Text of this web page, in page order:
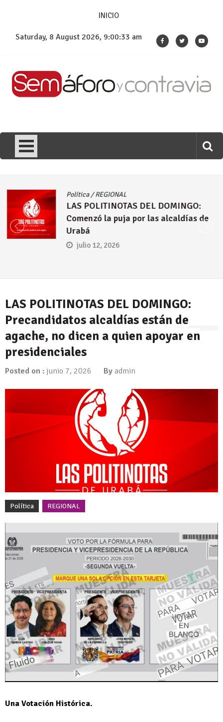
INICIO
Saturday, 8 August 2026, 9:00:34 am
Política/REGIONAL
LAS POLITINOTAS DEL DOMINGO:
Comenzó la puja por las alcaldías de
Urabá
julio 12, 2026
LAS POLITINOTAS DEL DOMINGO:
Precandidatos alcaldías están de
agache, no dicen a quien apoyar en
presidenciales
Posted on : junio 7, 2026 By admin
Política REGIONAL
Una Votación Histórica.